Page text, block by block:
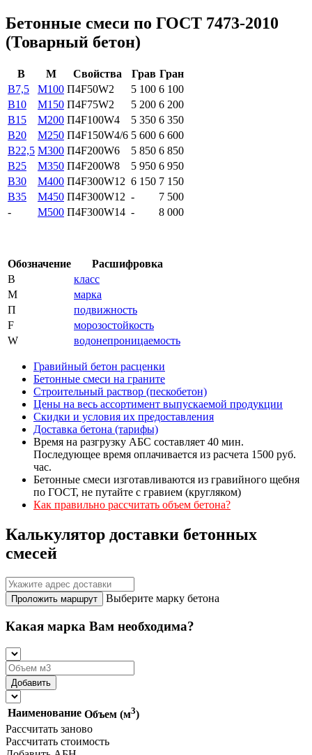
Бетонные смеси по ГОСТ 7473-2010
(Товарный бетон)
В М Свойства Грав Гран
B7,5
М100 П4F50W2 5 100 6 100
B10
М150 П4F75W2 5 200 6 200
B15
М200 П4F100W4 5 350 6 350
B20
М250 П4F150W4/6 5 600 6 600
В22,5 М300 П4F200W6 5 850 6 850
В25
М350 П4F200W8 5 950 6 950
В30
М400 П4F300W12 6 150 7 150
В35
М450 П4F300W12 -
7 500
-
М500 П4F300W14 - 8 000
Обозначение
Расшифровка
В
класс
М
марка
П
подвижность
F
морозостойкость
W
водонепроницаемость
Гравийный бетон расценки
Бетонные смеси на граните
Строительный раствор (пескобетон)
Цены на весь ассортимент выпускаемой продукции
Скидки и условия их предоставления
Доставка бетона (тарифы)
Время на разгрузку АБС составляет 40 мин.
Последующее время оплачивается из расчета 1500 руб.
час.
Бетонные смеси изготавливаются из гравийного щебня
по ГОСТ, не путайте с гравием (кругляком)
Как правильно рассчитать объем бетона?
Калькулятор доставки бетонных
смесей
Проложить маршрут Выберите марку бетона
Какая марка Вам необходима?
Наименование Объем (м3)
Рассчитать заново
Рассчитать стоимость